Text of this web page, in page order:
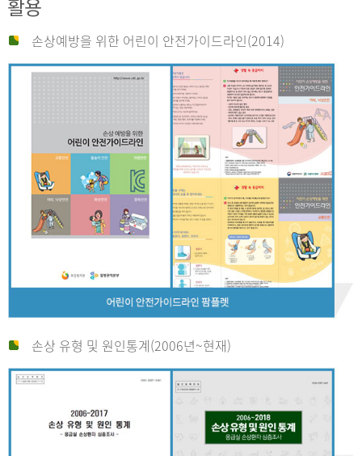
활용
손상예방을 위한 어린이 안전가이드라인(2014)
손상 유형 및 원인통계(2006년~현재)